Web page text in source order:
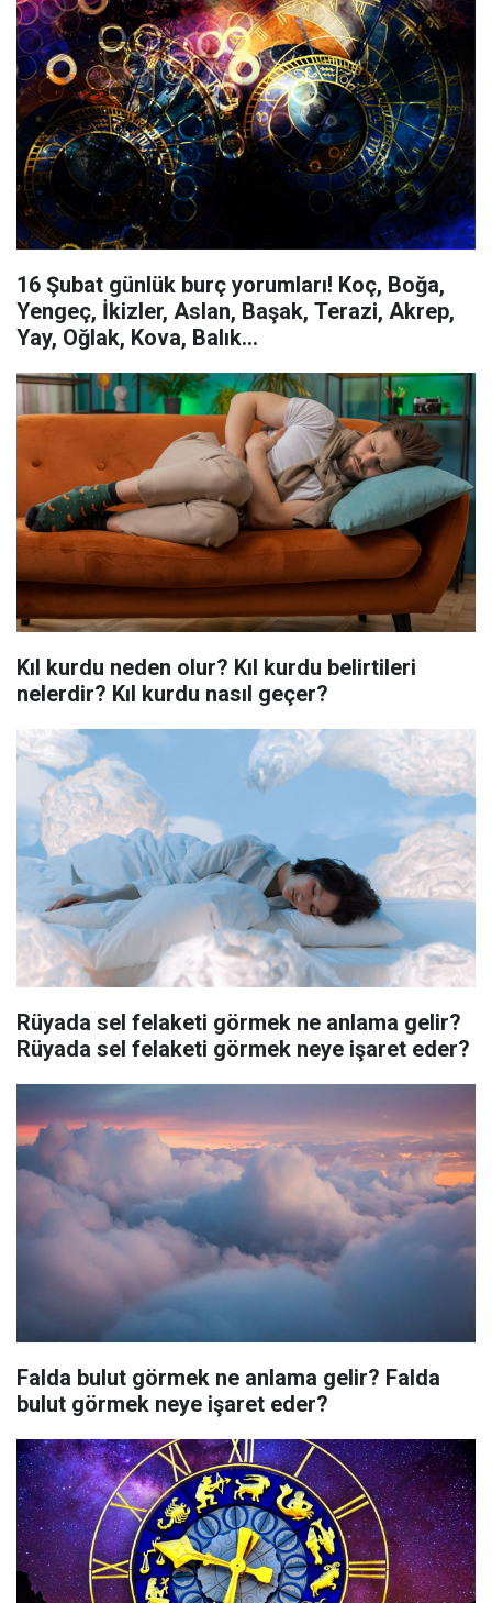
16 Şubat günlük burç yorumları! Koç, Boğa,
Yengeç, İkizler, Aslan, Başak, Terazi, Akrep,
Yay, Oğlak, Kova, Balık...
Kıl kurdu neden olur? Kıl kurdu belirtileri
nelerdir? Kıl kurdu nasıl geçer?
Rüyada sel felaketi görmek ne anlama gelir?
Rüyada sel felaketi görmek neye işaret eder?
Falda bulut görmek ne anlama gelir? Falda
bulut görmek neye işaret eder?